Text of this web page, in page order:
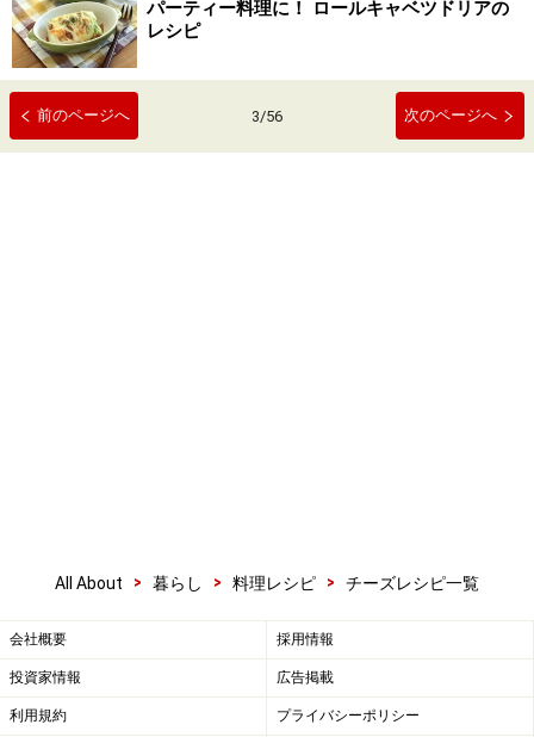
パーティー料理に！ ロールキャベツドリアの
レシピ
前のページへ 3/56 次のページへ
All About > 暮らし > 料理レシピ > チーズレシピ一覧
会社概要 採用情報
投資家情報 広告掲載
利用規約 プライバシーポリシー